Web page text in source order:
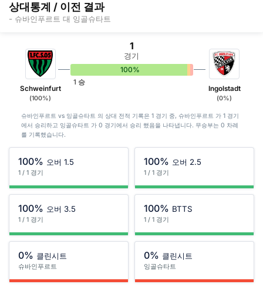
상대통계 / 이전 결과
- 슈바인푸르트 대 잉골슈타트
Schweinfurt
(100%)
1
경기
100% 0%
0%
1 승
Ingolstadt
(0%)
슈바인푸르트 vs 잉골슈타트 의 상대 전적 기록은 1 경기 중, 슈바인푸르트 가 1 경기
에서 승리하고 잉골슈타트 가 0 경기에서 승리 했음을 나타냅니다. 무승부는 0 차례
를 기록했습니다.
100% 오버 1.5
1 / 1 경기
100% 오버 2.5
1 / 1 경기
100% 오버 3.5
1 / 1 경기
100% BTTS
1 / 1 경기
0% 클린시트
슈바인푸르트
0% 클린시트
잉골슈타트